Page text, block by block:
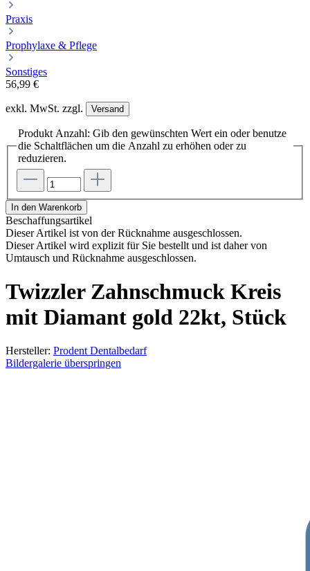
Praxis
Prophylaxe & Pflege
Sonstiges
56,99 €
exkl. MwSt. zzgl. Versand
Produkt Anzahl: Gib den gewünschten Wert ein oder benutze
die Schaltflächen um die Anzahl zu erhöhen oder zu
reduzieren.
In den Warenkorb
Beschaffungsartikel
Dieser Artikel ist von der Rücknahme ausgeschlossen.
Dieser Artikel wird explizit für Sie bestellt und ist daher von
Umtausch und Rücknahme ausgeschlossen.
Twizzler Zahnschmuck Kreis
mit Diamant gold 22kt, Stück
Hersteller: Prodent Dentalbedarf
Bildergalerie überspringen